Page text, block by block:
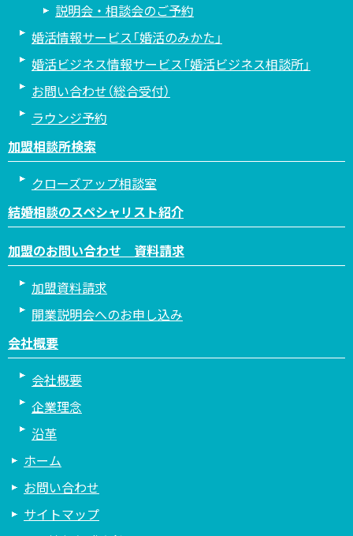
説明会・相談会のご予約
婚活情報サービス「婚活のみかた」
婚活ビジネス情報サービス「婚活ビジネス相談所」
お問い合わせ（総合受付）
ラウンジ予約
加盟相談所検索
クローズアップ相談室
結婚相談のスペシャリスト紹介
加盟のお問い合わせ 資料請求
加盟資料請求
開業説明会へのお申し込み
会社概要
会社概要
企業理念
沿革
ホーム
お問い合わせ
サイトマップ